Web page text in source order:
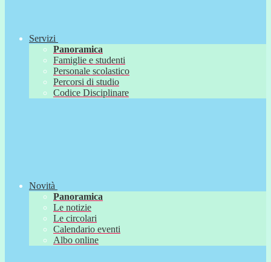
Servizi
Panoramica
Famiglie e studenti
Personale scolastico
Percorsi di studio
Codice Disciplinare
Novità
Panoramica
Le notizie
Le circolari
Calendario eventi
Albo online